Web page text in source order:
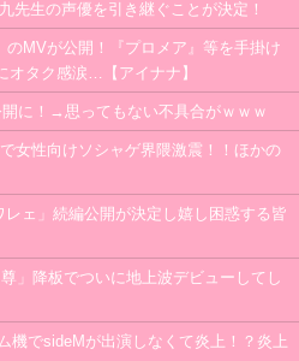
先生の声優を引き継ぐことが決定！
のMVが公開！『プロメア』等を手掛け
オタク感涙…【アイナナ】
開に！→思ってもない不具合がｗｗｗ
女性向けソシャゲ界隈激震！！ほかの
レェ」続編公開が決定し嬉し困惑する皆
」降板でついに地上波デビューしてし
機でsideMが出演しなくて炎上！？炎上